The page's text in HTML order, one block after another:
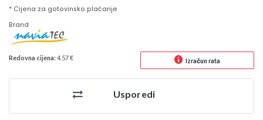
* Cijena za gotovinsko plaćanje
Brand
Redovna cijena: 4.57 € Izračun rata
Usporedi